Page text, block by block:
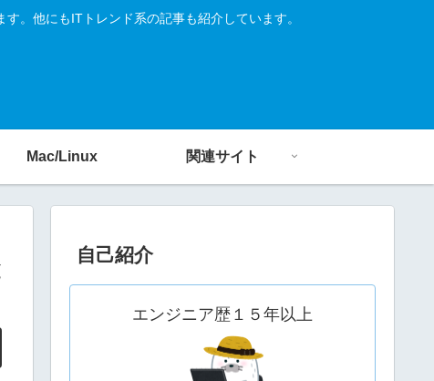
。他にもITトレンド系の記事も紹介しています。
Mac/Linux 関連サイト
自己紹介
エンジニア歴１５年以上